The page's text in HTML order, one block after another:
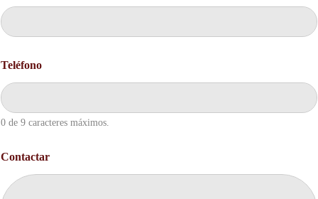
C
n
t
a
a
Teléfono
0 de 9 caracteres máximos.
Contactar